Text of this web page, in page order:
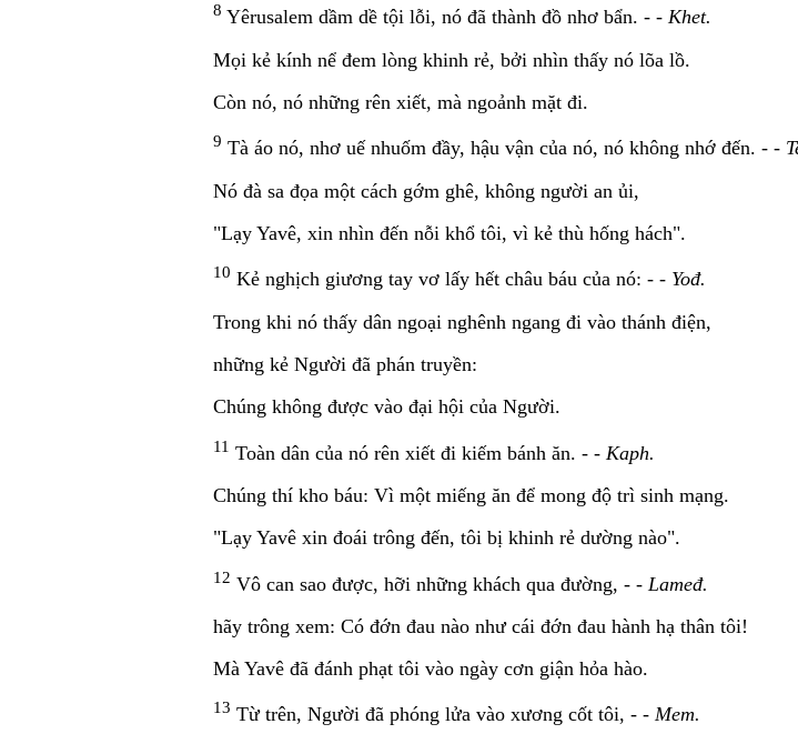
8 Yêrusalem dầm dề tội lỗi, nó đã thành đồ nhơ bẩn. - - Khet.
Mọi kẻ kính nể đem lòng khinh rẻ, bởi nhìn thấy nó lõa lồ.
Còn nó, nó những rên xiết, mà ngoảnh mặt đi.
9 Tà áo nó, nhơ uế nhuốm đầy, hậu vận của nó, nó không nhớ đến. - -
Nó đà sa đọa một cách gớm ghê, không người an ủi,
"Lạy Yavê, xin nhìn đến nỗi khổ tôi, vì kẻ thù hống hách".
10 Kẻ nghịch giương tay vơ lấy hết châu báu của nó: - - Yođ.
Trong khi nó thấy dân ngoại nghênh ngang đi vào thánh điện,
những kẻ Người đã phán truyền:
Chúng không được vào đại hội của Người.
11 Toàn dân của nó rên xiết đi kiếm bánh ăn. - - Kaph.
Chúng thí kho báu: Vì một miếng ăn để mong độ trì sinh mạng.
"Lạy Yavê xin đoái trông đến, tôi bị khinh rẻ dường nào".
12 Vô can sao được, hỡi những khách qua đường, - - Lameđ.
hãy trông xem: Có đớn đau nào như cái đớn đau hành hạ thân tôi!
Mà Yavê đã đánh phạt tôi vào ngày cơn giận hỏa hào.
13 Từ trên, Người đã phóng lửa vào xương cốt tôi, - - Mem.